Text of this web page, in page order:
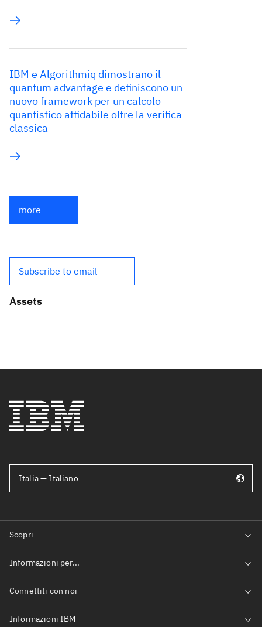
IBM e Algorithmiq dimostrano il
quantum advantage e definiscono un
nuovo framework per un calcolo
quantistico affidabile oltre la verifica
classica
more
Subscribe to email
Assets
Italia — Italiano